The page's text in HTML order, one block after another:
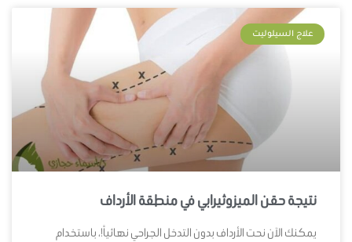
علاج السيلوليت
نتيجة حقن الميزوثيرابي في منطقة الأرداف
يمكنك الآن نحت الأرداف بدون التدخل الجراحي نهائياً!، باستخدام